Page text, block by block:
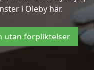
i Oleby här.
utan förpliktelser